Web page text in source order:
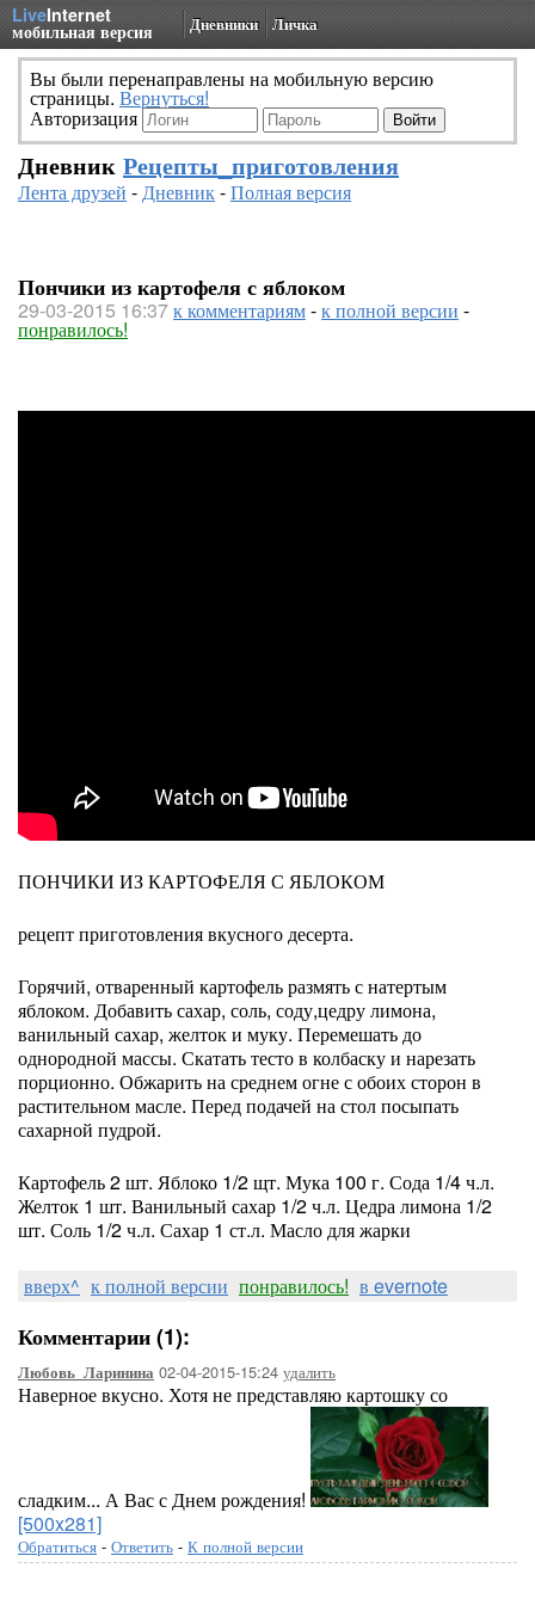
LiveInternet
мобильная версия Дневники Личка
Вы были перенаправлены на мобильную версию
страницы. Вернуться!
Авторизация
Дневник Рецепты_приготовления
Лента друзей -Дневник-Полная версия
Пончики из картофеля с яблоком
29-03-2015 16:37к комментариям-к полной версии -
понравилось!
ПОНЧИКИ ИЗ КАРТОФЕЛЯ С ЯБЛОКОМ
рецепт приготовления вкусного десерта.
Горячий, отваренный картофель размять с натертым
яблоком. Добавить сахар, соль, соду,цедру лимона,
ванильный сахар, желток и муку. Перемешать до
однородной массы. Скатать тесто в колбаску и нарезать
порционно. Обжарить на среднем огне с обоих сторон в
растительном масле. Перед подачей на стол посыпать
сахарной пудрой.
Картофель 2 шт. Яблоко 1/2 щт. Мука 100 г. Сода 1/4 ч.л.
Желток 1 шт. Ванильный сахар 1/2 ч.л. Цедра лимона 1/2
шт. Соль 1/2 ч.л. Сахар 1 ст.л. Масло для жарки
вверх^ к полной версии понравилось! в evernote
Комментарии (1):
Любовь_Ларинина 02-04-2015-15:24 удалить
Наверное вкусно. Хотя не представляю картошку со
сладким... А Вас с Днем рождения!
[500x281]
Обратиться - Ответить - К полной версии